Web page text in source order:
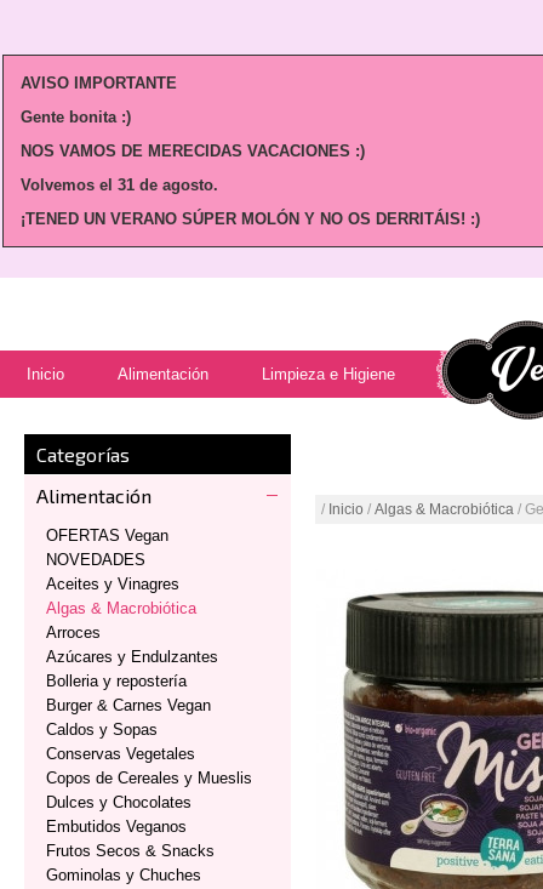
AVISO IMPORTANTE
Gente bonita :)
NOS VAMOS DE MERECIDAS VACACIONES :)
Volvemos el 31 de agosto.
¡TENED UN VERANO SÚPER MOLÓN Y NO OS DERRITÁIS! :)
Inicio Alimentación Limpieza e Higiene
Categorías
Alimentación
OFERTAS Vegan
NOVEDADES
Aceites y Vinagres
Algas & Macrobiótica
Arroces
Azúcares y Endulzantes
Bolleria y repostería
Burger & Carnes Vegan
Caldos y Sopas
Conservas Vegetales
Copos de Cereales y Mueslis
Dulces y Chocolates
Embutidos Veganos
Frutos Secos & Snacks
Gominolas y Chuches
/ Inicio / Algas & Macrobiótica /